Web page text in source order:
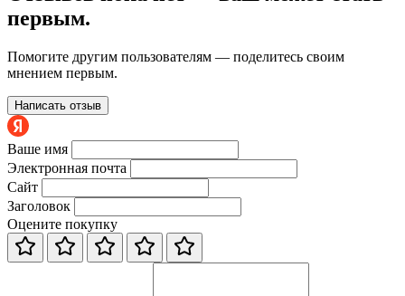
первым.
Помогите другим пользователям — поделитесь своим
мнением первым.
Написать отзыв
Ваше имя
Электронная почта
Сайт
Заголовок
Оцените покупку